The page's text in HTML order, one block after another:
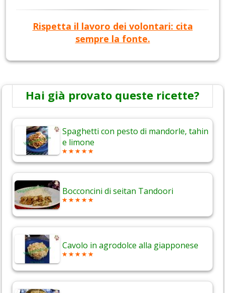
Rispetta il lavoro dei volontari: cita
sempre la fonte.
Hai già provato queste ricette?
Spaghetti con pesto di mandorle, tahin
e limone
Bocconcini di seitan Tandoori
Cavolo in agrodolce alla giapponese